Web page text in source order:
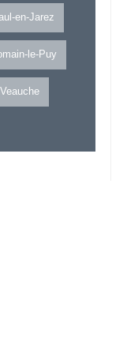
en-Jarez
le-Puy
Veauche